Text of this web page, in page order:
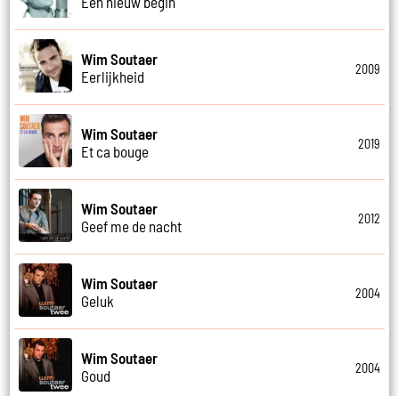
Wim Soutaer
Eerlijkheid
2009
Wim Soutaer
Et ca bouge
2019
Wim Soutaer
Geef me de nacht
2012
Wim Soutaer
Geluk
2004
Wim Soutaer
Goud
2004